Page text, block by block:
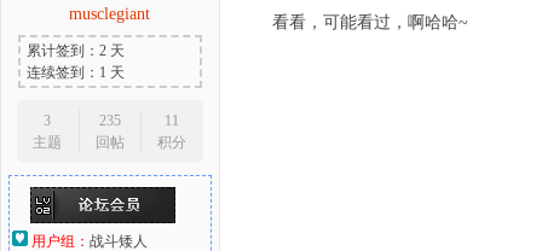
musclegiant
累计签到：2 天
连续签到：1 天
3
主题
235
回帖
11
积分
用户组： 战斗矮人
看看，可能看过，啊哈哈~